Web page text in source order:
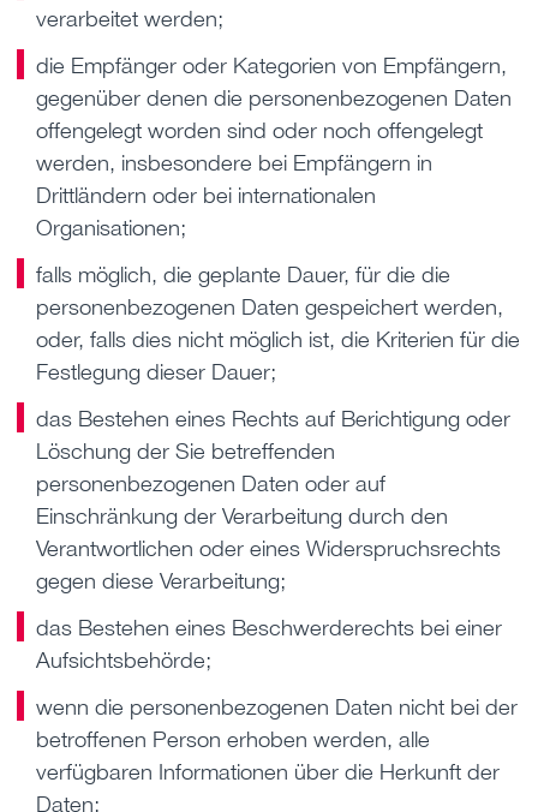
verarbeitet werden;
die Empfänger oder Kategorien von Empfängern,
gegenüber denen die personenbezogenen Daten
offengelegt worden sind oder noch offengelegt
werden, insbesondere bei Empfängern in
Drittländern oder bei internationalen
Organisationen;
falls möglich, die geplante Dauer, für die die
personenbezogenen Daten gespeichert werden,
oder, falls dies nicht möglich ist, die Kriterien für die
Festlegung dieser Dauer;
das Bestehen eines Rechts auf Berichtigung oder
Löschung der Sie betreffenden
personenbezogenen Daten oder auf
Einschränkung der Verarbeitung durch den
Verantwortlichen oder eines Widerspruchsrechts
gegen diese Verarbeitung;
das Bestehen eines Beschwerderechts bei einer
Aufsichtsbehörde;
wenn die personenbezogenen Daten nicht bei der
betroffenen Person erhoben werden, alle
verfügbaren Informationen über die Herkunft der
Daten;